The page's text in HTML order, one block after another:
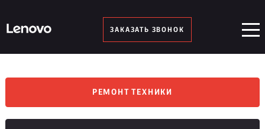
ЗАКАЗАТЬ ЗВОНОК
РЕМОНТ ТЕХНИКИ